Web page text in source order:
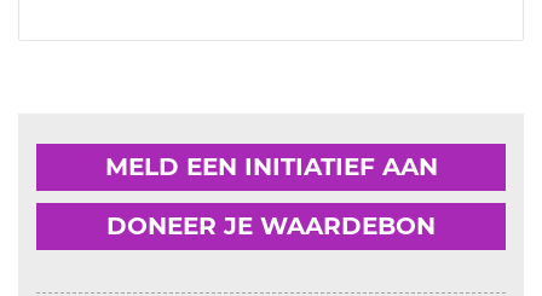
MELD EEN INITIATIEF AAN
DONEER JE WAARDEBON